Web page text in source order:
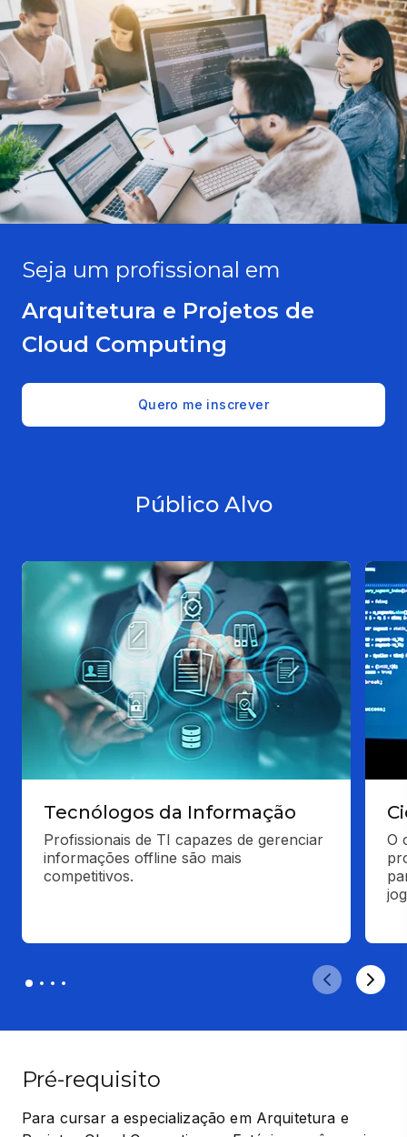
Seja um profissional em
Arquitetura e Projetos de
Cloud Computing
Quero me inscrever
Público Alvo
Tecnólogos da Informação
Profissionais de TI capazes de gerenciar
informações offline são mais
competitivos.
O
Pré-requisito
Para cursar a especialização em Arquitetura e